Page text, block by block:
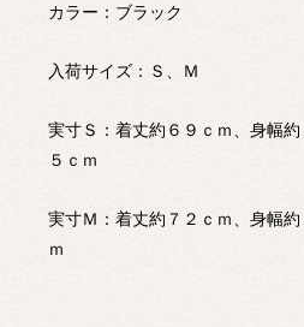
カラー：ブラック
入荷サイズ：Ｓ、Ｍ
実寸Ｓ：着丈約６９ｃｍ、身幅約
５ｃｍ
実寸Ｍ：着丈約７２ｃｍ、身幅
ｍ